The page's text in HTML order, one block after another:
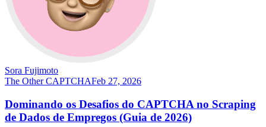
Sora Fujimoto
The Other CAPTCHAFeb 27, 2026
Dominando os Desafios do CAPTCHA no Scraping
de Dados de Empregos (Guia de 2026)